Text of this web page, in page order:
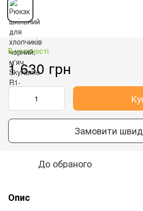
В наявності
1 630 грн
Замовити
До обраного
Опис